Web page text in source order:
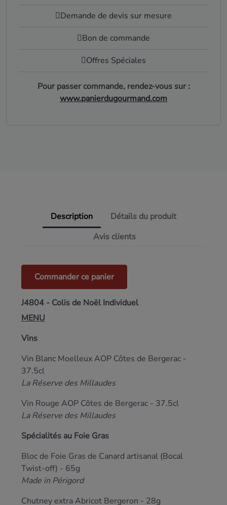
Demande de devis sur mesure
Bon de commande
Offres Spéciales
Pour passer commande, rendez-vous sur :
www.panierdugourmand.com
Description
Détails du produit
Avis clients
Commander ce panier
J4804 - Colis de Noël Individuel
MENU
Vins
Vin Blanc Moelleux AOP Côtes de Bergerac -
37.5cl
La Réserve des Millaudes
Vin Rouge AOP Côtes de Bergerac - 37.5cl
La Réserve des Millaudes
Spécialités au Foie Gras
Bloc de Foie Gras de Canard artisanal (Bocal
Twist-off) - 65g
Made in Périgord
Chutney extra Abricot Bergeron - 28g